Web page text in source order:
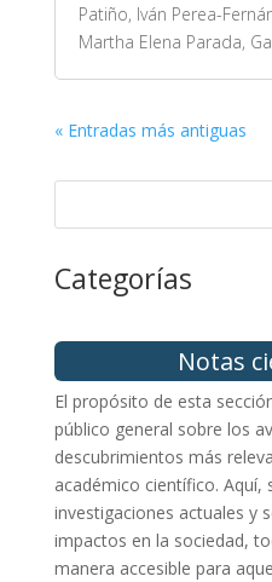
Patiño, Iván Perea-
Martha Elena Parada,
« Entradas más antiguas
Categorías
Notas
El propósito de esta
público general sobre los
descubrimientos más
académico científico. Aquí,
investigaciones actuales y
impactos en la sociedad,
manera accesible para